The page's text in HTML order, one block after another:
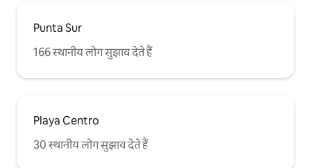
Punta Sur
166 स्थानीय लोग सुझाव देते हैं
Playa Centro
30 स्थानीय लोग सुझाव देते हैं